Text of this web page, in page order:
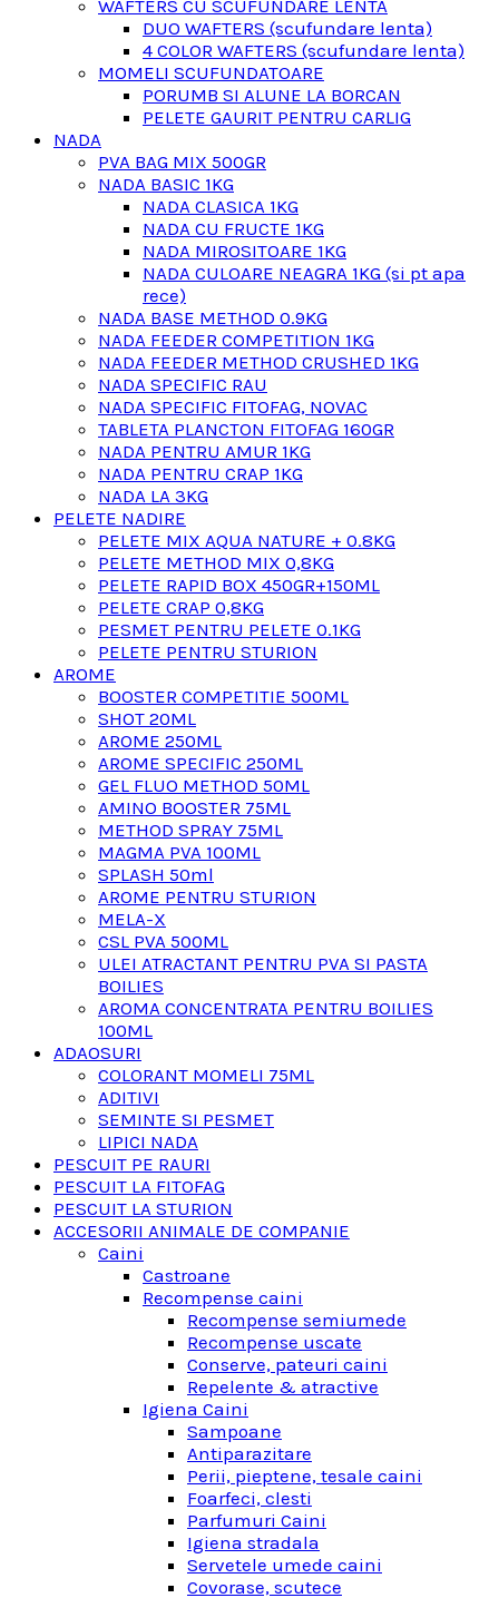
WAFTERS CU SCUFUNDARE LENTA
DUO WAFTERS (scufundare lenta)
4 COLOR WAFTERS (scufundare lenta)
MOMELI SCUFUNDATOARE
PORUMB SI ALUNE LA BORCAN
PELETE GAURIT PENTRU CARLIG
NADA
PVA BAG MIX 500GR
NADA BASIC 1KG
NADA CLASICA 1KG
NADA CU FRUCTE 1KG
NADA MIROSITOARE 1KG
NADA CULOARE NEAGRA 1KG (si pt apa
rece)
NADA BASE METHOD 0.9KG
NADA FEEDER COMPETITION 1KG
NADA FEEDER METHOD CRUSHED 1KG
NADA SPECIFIC RAU
NADA SPECIFIC FITOFAG, NOVAC
TABLETA PLANCTON FITOFAG 160GR
NADA PENTRU AMUR 1KG
NADA PENTRU CRAP 1KG
NADA LA 3KG
PELETE NADIRE
PELETE MIX AQUA NATURE + 0.8KG
PELETE METHOD MIX 0,8KG
PELETE RAPID BOX 450GR+150ML
PELETE CRAP 0,8KG
PESMET PENTRU PELETE 0.1KG
PELETE PENTRU STURION
AROME
BOOSTER COMPETITIE 500ML
SHOT 20ML
AROME 250ML
AROME SPECIFIC 250ML
GEL FLUO METHOD 50ML
AMINO BOOSTER 75ML
METHOD SPRAY 75ML
MAGMA PVA 100ML
SPLASH 50ml
AROME PENTRU STURION
MELA-X
CSL PVA 500ML
ULEI ATRACTANT PENTRU PVA SI PASTA
BOILIES
AROMA CONCENTRATA PENTRU BOILIES
100ML
ADAOSURI
COLORANT MOMELI 75ML
ADITIVI
SEMINTE SI PESMET
LIPICI NADA
PESCUIT PE RAURI
PESCUIT LA FITOFAG
PESCUIT LA STURION
ACCESORII ANIMALE DE COMPANIE
Caini
Castroane
Recompense caini
Recompense semiumede
Recompense uscate
Conserve, pateuri caini
Repelente & atractive
Igiena Caini
Sampoane
Antiparazitare
Perii, pieptene, tesale caini
Foarfeci, clesti
Parfumuri Caini
Igiena stradala
Servetele umede caini
Covorase, scutece